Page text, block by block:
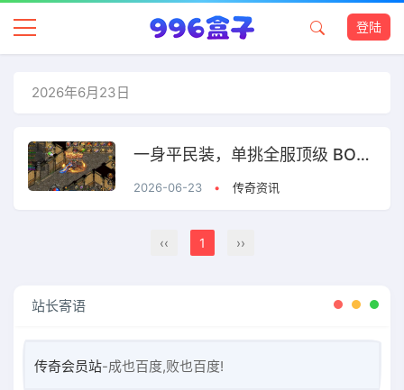
登陆
2026年6月23日
一身平民装，单挑全服顶级 BOSS！
2026-06-23 • 传奇资讯
‹‹ 1 ››
站长寄语
传奇会员站-成也百度,败也百度!